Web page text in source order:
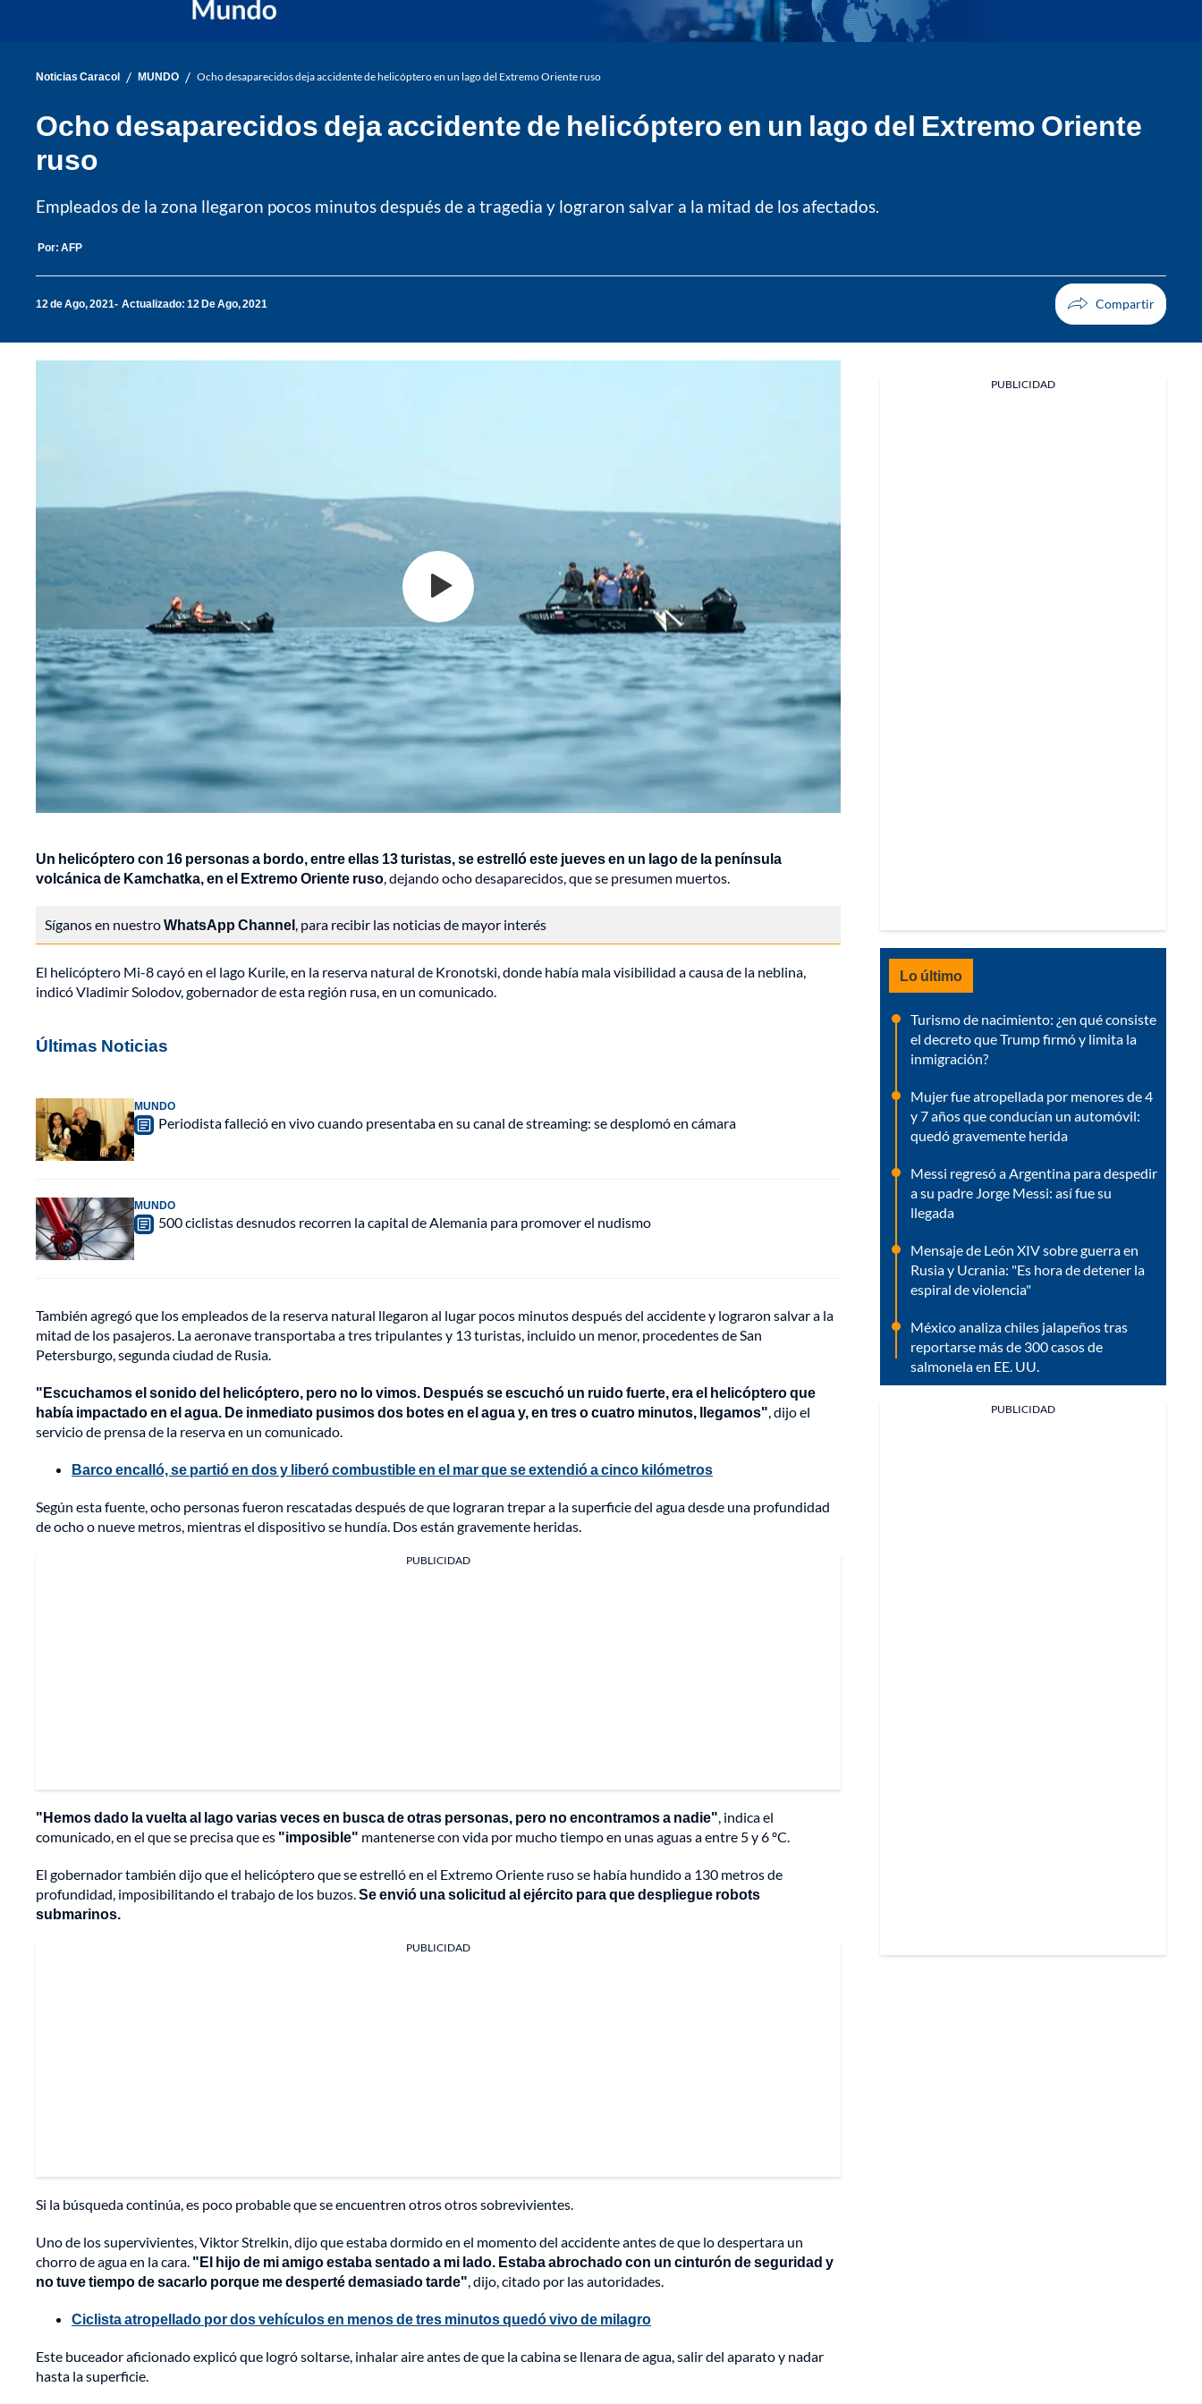
Noticias Caracol / MUNDO / Ocho desaparecidos deja accidente de helicóptero en un lago del Extremo Oriente ruso
Ocho desaparecidos deja accidente de helicóptero en un lago del Extremo Oriente
ruso
Empleados de la zona llegaron pocos minutos después de a tragedia y lograron salvar a la mitad de los afectados.
Por: AFP
12 de Ago, 2021 Actualizado: 12 De Ago, 2021
Un helicóptero con 16 personas a bordo, entre ellas 13 turistas, se estrelló este jueves en un lago de la península
volcánica de Kamchatka, en el Extremo Oriente ruso, dejando ocho desaparecidos, que se presumen muertos.
Síganos en nuestroWhatsApp Channel, para recibir las noticias de mayor interés
El helicóptero Mi-8 cayó en el lago Kurile, en la reserva natural de Kronotski, donde había mala visibilidad a causa de la neblina,
indicó Vladimir Solodov, gobernador de esta región rusa, en un comunicado.
Últimas Noticias
MUNDO
Periodista falleció en vivo cuando presentaba en su canal de streaming: se desplomó en cámara
MUNDO
500 ciclistas desnudos recorren la capital de Alemania para promover el nudismo
También agregó que los empleados de la reserva natural llegaron al lugar pocos minutos después del accidente y lograron salvar a la
mitad de los pasajeros. La aeronave transportaba a tres tripulantes y 13 turistas, incluido un menor, procedentes de San
Petersburgo, segunda ciudad de Rusia.
"Escuchamos el sonido del helicóptero, pero no lo vimos. Después se escuchó un ruido fuerte, era el helicóptero que
había impactado en el agua. De inmediato pusimos dos botes en el agua y, en tres o cuatro minutos, llegamos", dijo el
servicio de prensa de la reserva en un comunicado.
Barco encalló, se partió en dos y liberó combustible en el mar que se extendió a cinco kilómetros
Según esta fuente, ocho personas fueron rescatadas después de que lograran trepar a la superficie del agua desde una profundidad
de ocho o nueve metros, mientras el dispositivo se hundía. Dos están gravemente heridas.
PUBLICIDAD
"Hemos dado la vuelta al lago varias veces en busca de otras personas, pero no encontramos a nadie", indica el
comunicado, en el que se precisa que es "imposible" mantenerse con vida por mucho tiempo en unas aguas a entre 5 y 6 ºC.
El gobernador también dijo que el helicóptero que se estrelló en el Extremo Oriente rusose había hundido a 130 metros de
profundidad, imposibilitando el trabajo de los buzos.Se envió una solicitud al ejército para que despliegue robots
submarinos.
PUBLICIDAD
Si la búsqueda continúa, es poco probable que se encuentren otros otros sobrevivientes.
Uno de los supervivientes, Viktor Strelkin, dijo que estaba dormido en el momento del accidente antes de que lo despertara un
chorro de agua en la cara. "El hijo de mi amigo estaba sentado a mi lado. Estaba abrochado con un cinturón de seguridad y
no tuve tiempo de sacarlo porque me desperté demasiado tarde", dijo, citado por las autoridades.
Ciclista atropellado por dos vehículos en menos de tres minutos quedó vivo de milagro
Este buceador aficionado explicó que logró soltarse, inhalar aire antes de que la cabina se llenara de agua, salir del aparato y nadar
hasta la superficie.
PUBLICIDAD
Lo último
Turismo de nacimiento: ¿en qué consiste
el decreto que Trump firmó y limita la
inmigración?
Mujer fue atropellada por menores de 4
y 7 años que conducían un automóvil:
quedó gravemente herida
Messi regresó a Argentina para despedir
a su padre Jorge Messi: así fue su
llegada
Mensaje de León XIV sobre guerra en
Rusia y Ucrania: "Es hora de detener la
espiral de violencia"
México analiza chiles jalapeños tras
reportarse más de 300 casos de
salmonela en EE. UU.
PUBLICIDAD